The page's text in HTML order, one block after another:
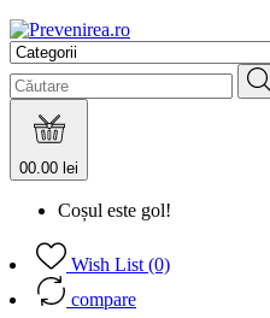
00.00 lei
Coșul este gol!
Wish List (0)
compare